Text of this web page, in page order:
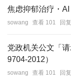
焦虑抑郁治疗・
sowang 查看 101 回
党政机关公文「
9704‑2012）
sowang 查看 101 回